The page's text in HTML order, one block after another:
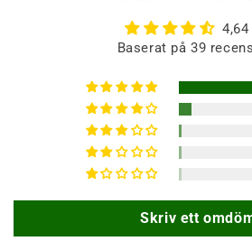
Baserat på 39
Skriv ett